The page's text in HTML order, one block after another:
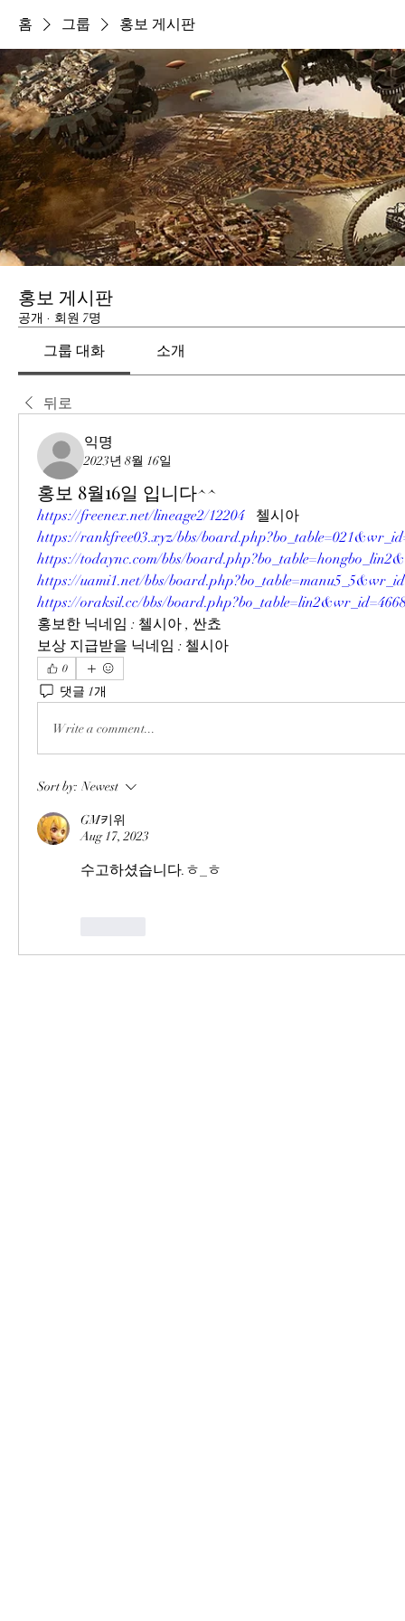
홈 그룹 홍보 게시판
홍보 게시판
공개 · 회원 7명
그룹 대화 소개
뒤로
익명
2023년 8월 16일
홍보 8월16일 입니다^^
https://freenex.net/lineage2/12204
   첼시아
https://rankfree03.xyz/bbs/
https://todaync.com/bbs/
https://uami1.net/bbs/
https://oraksil.cc/bbs/
홍보한 닉네임 : 첼시아 , 싼쵸
보상 지급받을 닉네임 : 첼시아
0
댓글 1개
Write a comment...
Sort by: Newest
GM키위
Aug 17, 2023
수고하셨습니다.ㅎ_ㅎ